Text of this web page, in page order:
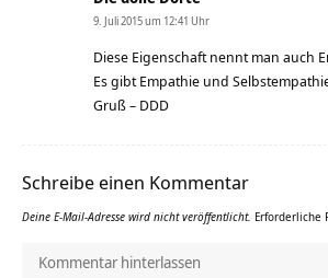
9. Juli 2015 um 12:41 Uhr
Diese Eigenschaft nennt man auch
Es gibt Empathie und
Gruß – DDD
Schreibe einen Kommentar
Deine E-Mail-Adresse wird nicht veröffentlicht. Erforderliche